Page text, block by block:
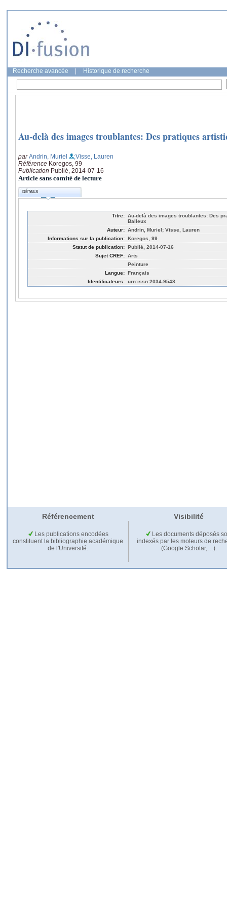
Recherche avancée Historique de recherche
Au-delà des images troublantes: Des pratiques
parAndrin, Muriel
;Visse, Lauren
Référence Koregos, 99
Publication Publié, 2014-07-16
Article sans comité de lecture
DÉTAILS
Titre: Au-delà des images troublantes: Des
Balleux
Auteur: Andrin, Muriel; Visse, Lauren
Informations sur la publication: Koregos, 99
Statut de publication: Publié, 2014-07-16
Sujet CREF: Arts
Peinture
Langue: Français
Identificateurs: urn:issn:2034-9548
Référencement Visibilité
Les publications encodées
constituent la bibliographie académique
de l'Université.
Les documents déposés
indexés par les moteurs de
(Google Scholar,…).